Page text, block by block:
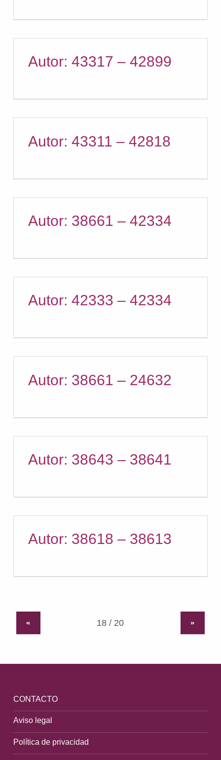
Autor: 43317 – 42899
Autor: 43311 – 42818
Autor: 38661 – 42334
Autor: 42333 – 42334
Autor: 38661 – 24632
Autor: 38643 – 38641
Autor: 38618 – 38613
« »
CONTACTO
Aviso legal
Política de privacidad